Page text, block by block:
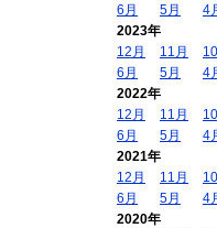
6月
5月 4
2023年
12月
11月
6月
5月 4
2022年
12月
11月
6月
5月 4
2021年
12月
11月
6月
5月 4
2020年